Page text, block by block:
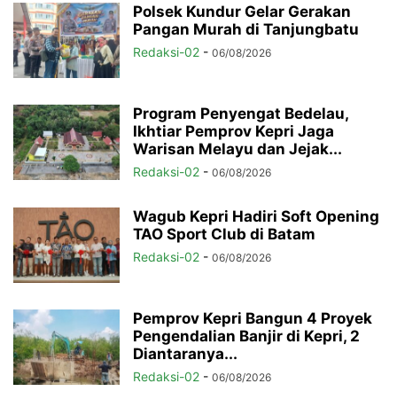
Polsek Kundur Gelar Gerakan
Pangan Murah di Tanjungbatu
Redaksi-02 - 06/08/2026
Program Penyengat Bedelau,
Ikhtiar Pemprov Kepri Jaga
Warisan Melayu dan Jejak...
Redaksi-02 - 06/08/2026
Wagub Kepri Hadiri Soft Opening
TAO Sport Club di Batam
Redaksi-02 - 06/08/2026
Pemprov Kepri Bangun 4 Proyek
Pengendalian Banjir di Kepri, 2
Diantaranya...
Redaksi-02 - 06/08/2026